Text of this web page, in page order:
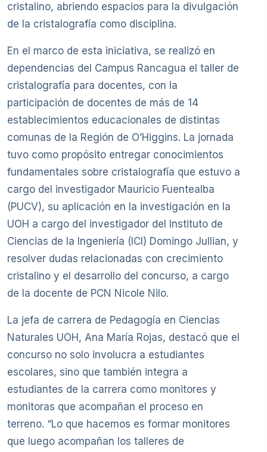
cristalino, abriendo espacios para la divulgación
de la cristalografía como disciplina.
En el marco de esta iniciativa, se realizó en
dependencias del Campus Rancagua el taller de
cristalografía para docentes, con la
participación de docentes de más de 14
establecimientos educacionales de distintas
comunas de la Región de O’Higgins. La jornada
tuvo como propósito entregar conocimientos
fundamentales sobre cristalografía que estuvo a
cargo del investigador Mauricio Fuentealba
(PUCV), su aplicación en la investigación en la
UOH a cargo del investigador del Instituto de
Ciencias de la Ingeniería (ICI) Domingo Jullian, y
resolver dudas relacionadas con crecimiento
cristalino y el desarrollo del concurso, a cargo
de la docente de PCN Nicole Nilo.
La jefa de carrera de Pedagogía en Ciencias
Naturales UOH, Ana María Rojas, destacó que el
concurso no solo involucra a estudiantes
escolares, sino que también integra a
estudiantes de la carrera como monitores y
monitoras que acompañan el proceso en
terreno. “Lo que hacemos es formar monitores
que luego acompañan los talleres de